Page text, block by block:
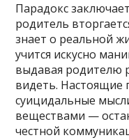
Парадокс
родитель
знает о реальной
учится искусно
выдавая родителю
видеть. Настоящие
суицидальные
веществами —
честной